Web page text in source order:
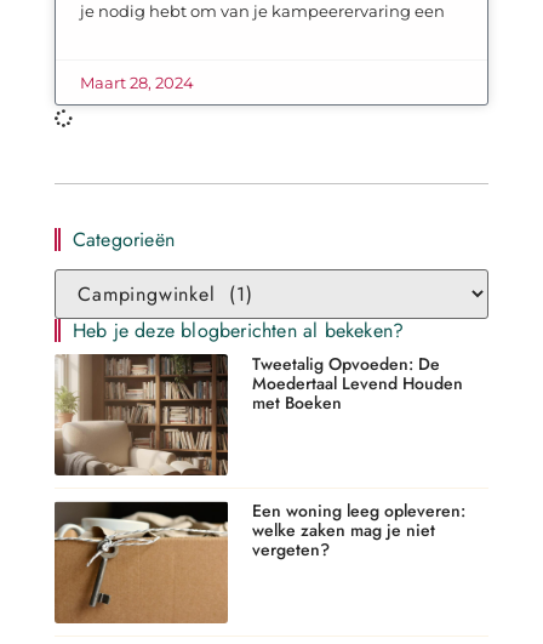
Categorieën
Heb je deze blogberichten al bekeken?
Tweetalig Opvoeden: De
Moedertaal Levend Houden
met Boeken
Een woning leeg opleveren:
welke zaken mag je niet
vergeten?
je nodig hebt om van je kampeerervaring een
Maart 28, 2024